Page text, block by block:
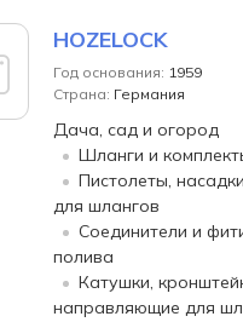
HOZELOCK
Год основания: 1959
Страна: Германия
Дача, сад и огород
Шланги и
Пистолеты,
для шлангов
Соединители и
полива
Катушки,
направляющие для